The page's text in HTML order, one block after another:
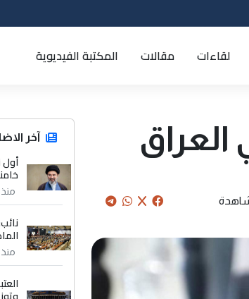
لقاءات مقالات المكتبة الفيديوية
العراق آخر
منذ 3 دقيقة
منذ 15 دقيقة